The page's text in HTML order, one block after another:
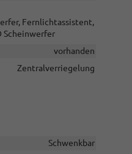
Fernlichtassistent,
Scheinwerfer
vorhanden
Zentralverriegelung
Schwenkbar